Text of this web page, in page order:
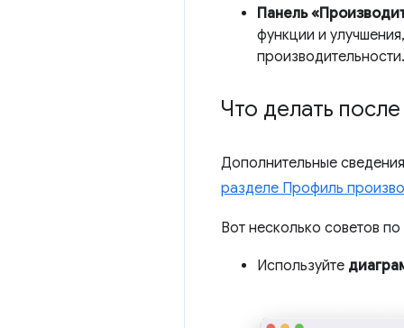
Панель
функции и
производительности.
Что делать
Дополнительные
разделе Профиль
Вот несколько советов
Используйте